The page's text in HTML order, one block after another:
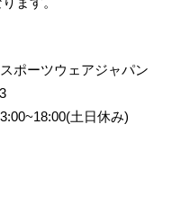
ポーツウェアジャパン
土日休み)